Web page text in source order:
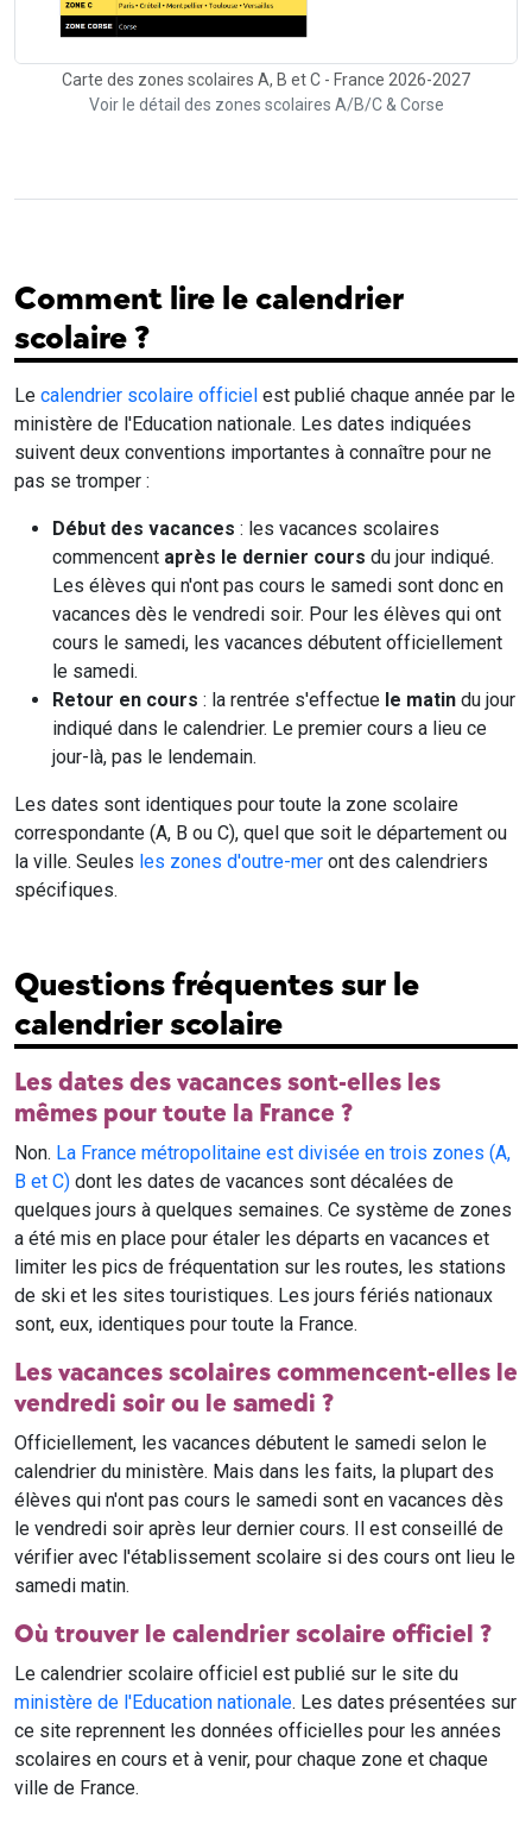
Carte des zones scolaires A, B et C - France 2026-2027
Voir le détail des zones scolaires A/B/C & Corse
Comment lire le calendrier
scolaire ?
Le calendrier scolaire officiel est publié chaque année par le
ministère de l'Education nationale. Les dates indiquées
suivent deux conventions importantes à connaître pour ne
pas se tromper :
Début des vacances : les vacances scolaires
commencent après le dernier cours du jour indiqué.
Les élèves qui n'ont pas cours le samedi sont donc en
vacances dès le vendredi soir. Pour les élèves qui ont
cours le samedi, les vacances débutent officiellement
le samedi.
Retour en cours : la rentrée s'effectue le matin du jour
indiqué dans le calendrier. Le premier cours a lieu ce
jour-là, pas le lendemain.
Les dates sont identiques pour toute la zone scolaire
correspondante (A, B ou C), quel que soit le département ou
la ville. Seules les zones d'outre-mer ont des calendriers
spécifiques.
Questions fréquentes sur le
calendrier scolaire
Les dates des vacances sont-elles les
mêmes pour toute la France ?
Non. La France métropolitaine est divisée en trois zones (A,
B et C) dont les dates de vacances sont décalées de
quelques jours à quelques semaines. Ce système de zones
a été mis en place pour étaler les départs en vacances et
limiter les pics de fréquentation sur les routes, les stations
de ski et les sites touristiques. Les jours fériés nationaux
sont, eux, identiques pour toute la France.
Les vacances scolaires commencent-elles le
vendredi soir ou le samedi ?
Officiellement, les vacances débutent le samedi selon le
calendrier du ministère. Mais dans les faits, la plupart des
élèves qui n'ont pas cours le samedi sont en vacances dès
le vendredi soir après leur dernier cours. Il est conseillé de
vérifier avec l'établissement scolaire si des cours ont lieu le
samedi matin.
Où trouver le calendrier scolaire officiel ?
Le calendrier scolaire officiel est publié sur le site du
ministère de l'Education nationale. Les dates présentées sur
ce site reprennent les données officielles pour les années
scolaires en cours et à venir, pour chaque zone et chaque
ville de France.